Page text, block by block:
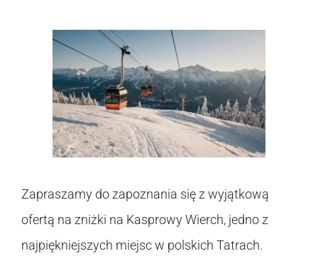
Zapraszamy do zapoznania się z wyjątkową
ofertą na zniżki na Kasprowy Wierch, jedno z
najpiękniejszych miejsc w polskich Tatrach.